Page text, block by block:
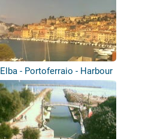
Elba - Portoferraio - Harbour